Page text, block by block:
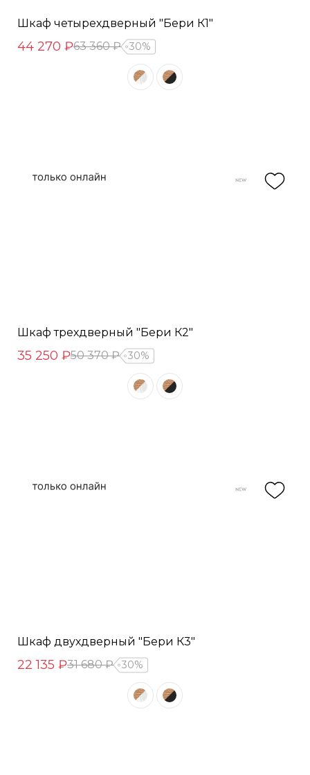
Шкаф четырехдверный "Бери К1"
44 270 ₽63 360 ₽ 30%
Шкаф трехдверный "Бери К2"
35 250 ₽50 370 ₽ 30%
Шкаф двухдверный "Бери К3"
22 135 ₽31 680 ₽ 30%